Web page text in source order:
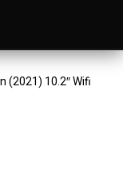
(2021) 10.2″ Wifi